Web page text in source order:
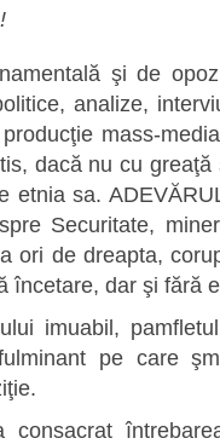
şi de
analize,
mass-
dacă nu cu
etnia sa.
Securitate,
ori de dreapta,
încetare, dar şi fără
imuabil,
pe care
consacrat